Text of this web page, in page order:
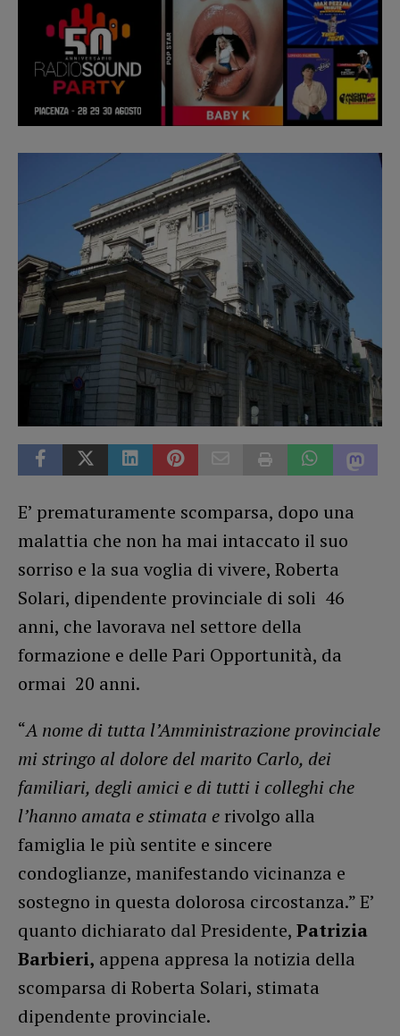
E’ prematuramente scomparsa, dopo una
malattia che non ha mai intaccato il suo
sorriso e la sua voglia di vivere, Roberta
Solari, dipendente provinciale di soli 46
anni, che lavorava nel settore della
formazione e delle Pari Opportunità, da
ormai 20 anni.
“A nome di tutta l’Amministrazione provinciale
mi stringo al dolore del marito Carlo, dei
familiari, degli amici e di tutti i colleghi che
l’hanno amata e stimata e rivolgo alla
famiglia le più sentite e sincere
condoglianze, manifestando vicinanza e
sostegno in questa dolorosa circostanza.” E’
quanto dichiarato dal Presidente, Patrizia
Barbieri, appena appresa la notizia della
scomparsa di Roberta Solari, stimata
dipendente provinciale.